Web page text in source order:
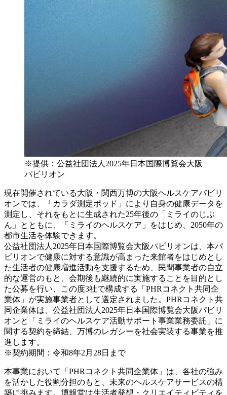
※提供：公益社団法人2025年日本国際博覧会大阪
パビリオン
現在開催されている大阪・関西万博の大阪ヘルスケアパビリ
オンでは、「カラダ測定ポッド」により自身の健康データを
測定し、それをもとに生成された25年後の「ミライのじぶ
ん」とともに、「ミライのヘルスケア」をはじめ、2050年の
都市生活を体験できます。
公益社団法人2025年日本国際博覧会大阪パビリオンは、本パ
ビリオンで健康に対する意識が高まった来館者をはじめとし
た生活者の健康増進活動を支援するため、民間事業者の自立
的な運営のもと、会期後も継続的に実施することを目的とし
た公募を行い、この度3社で構成する「PHRコネクト共同企
業体」が実施事業者として選定されました。PHRコネクト共
同企業体は、公益社団法人2025年日本国際博覧会大阪パビリ
オンと「ミライのヘルスケア活動サポート事業業務委託」に
関する契約を締結、万博のレガシーを社会実装する事業を推
進します。
※契約期間：令和8年2月28日まで
本事業において「PHRコネクト共同企業体」は、各社の強み
を活かした役割分担のもと、未来のヘルスケアサービスの構
築に挑みます。博報堂は生活者発想・クリエイティビティを